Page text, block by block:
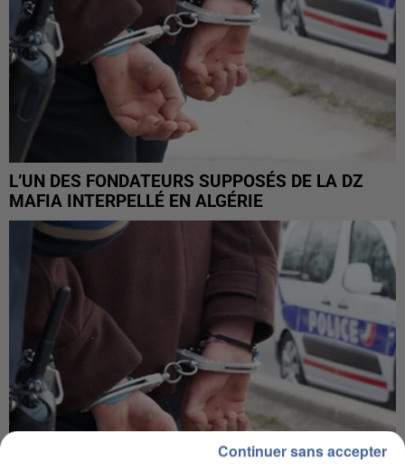
L’UN DES FONDATEURS SUPPOSÉS DE LA DZ
MAFIA INTERPELLÉ EN ALGÉRIE
Continuer sans accepter